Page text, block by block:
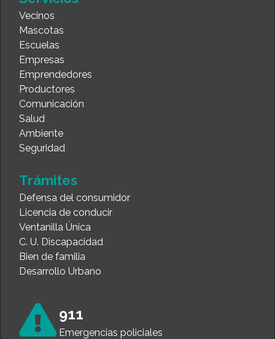
Vecinos
Mascotas
Escuelas
Empresas
Emprendedores
Productores
Comunicación
Salud
Ambiente
Seguridad
Trámites
Defensa del consumidor
Licencia de conducir
Ventanilla Única
C. U. Discapacidad
Bien de familia
Desarrollo Urbano
911
Emergencias policiales